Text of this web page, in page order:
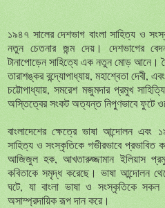
১৯৪৭ সালের দেশভাগ বাংলা সাহিত্য ও
নতুন চেতনার জন্ম দেয়। দেশভাগের
টানাপোড়েন সাহিত্যে এক নতুন মোড় আনে।
তারাশঙ্কর বন্দ্যোপাধ্যায়, মহাশ্বেতা দেবী,
চট্টোপাধ্যায়, সমরেশ মজুমদার প্রমুখ
অস্তিত্বের সংকট অত্যন্ত নিপুণভাবে ফুটে
বাংলাদেশের ক্ষেত্রে ভাষা আন্দোলন এবং
সাহিত্য ও সংস্কৃতিকে গভীরভাবে প্রভাবিত
আজিজুল হক, আখতারুজ্জামান ইলিয়াস
কবিতাকে সমৃদ্ধ করেছে। ভাষা আন্দোলন
ঘটে, যা বাংলা ভাষা ও সংস্কৃতিকে সকল
অসাম্প্রদায়িক রূপ দান করে।